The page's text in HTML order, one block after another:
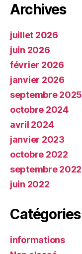
Archives
juillet 2026
juin 2026
février 2026
janvier 2026
septembre 2025
octobre 2024
avril 2024
janvier 2023
octobre 2022
septembre 2022
juin 2022
Catégories
informations